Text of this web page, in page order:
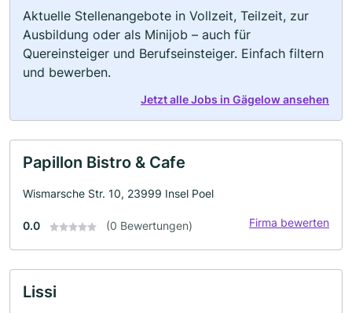
Aktuelle Stellenangebote in Vollzeit, Teilzeit, zur
Ausbildung oder als Minijob – auch für
Quereinsteiger und Berufseinsteiger. Einfach filtern
und bewerben.
Jetzt alle Jobs in Gägelow ansehen
Papillon Bistro & Cafe
Wismarsche Str. 10, 23999 Insel Poel
0.0 (0 Bewertungen) Firma bewerten
Lissi